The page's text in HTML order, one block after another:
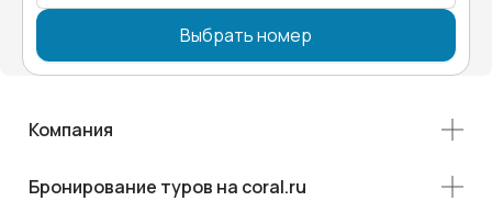
Выбрать номер
Компания
Бронирование туров на coral.ru